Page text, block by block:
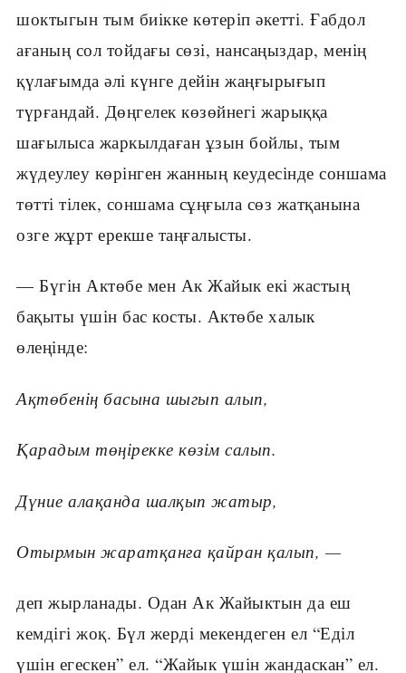
шоктыгын тым биікке көтеріп әкетті. Ғабдол
ағаның сол тойдағы сөзі, нансаңыздар, менің
қүлағымда әлі күнге дейін жаңғырығып
түрғандай. Дөңгелек көзөйнегі жарыққа
шағылыса жаркылдаған ұзын бойлы, тым
жүдеулеу көрінген жанның кеудесінде соншама
төтті тілек, соншама сұңғыла сөз жатқанына
озге жұрт ерекше таңғалысты.
— Бүгін Актөбе мен Ак Жайык екі жастың
бақыты үшін бас косты. Актөбе халык
өлеңінде:
Ақтөбенің басына шыгып алып,
Қарадым төңірекке көзім салып.
Дүние алақанда шалқып жатыр,
Отырмын жаратқанға қайран қалып, —
деп жырланады. Одан Ак Жайыктын да еш
кемдігі жоқ. Бүл жерді мекендеген ел “Еділ
үшін егескен” ел. “Жайык үшін жандаскан” ел.